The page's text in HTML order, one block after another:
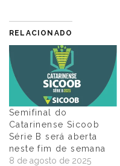
RELACIONADO
Semifinal do
Catarinense Sicoob
Série B será aberta
neste fim de semana
8 de agosto de 2025